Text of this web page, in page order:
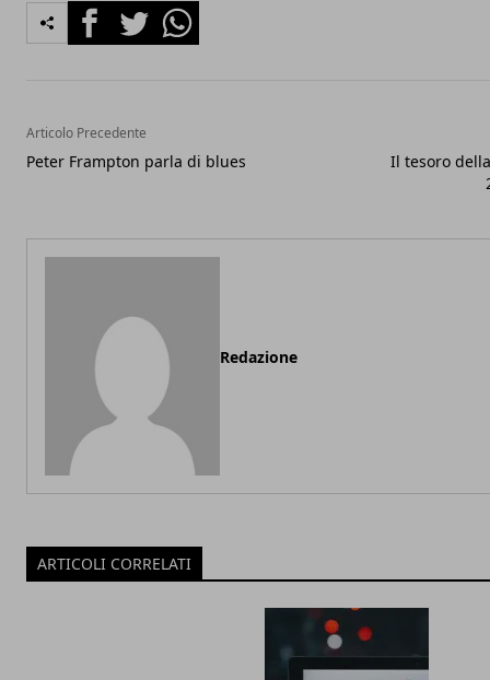
FacebookTwitterWhatsapp
Articolo Precedente
Peter Frampton parla di blues
Il tesoro
Redazione
ARTICOLI CORRELATI